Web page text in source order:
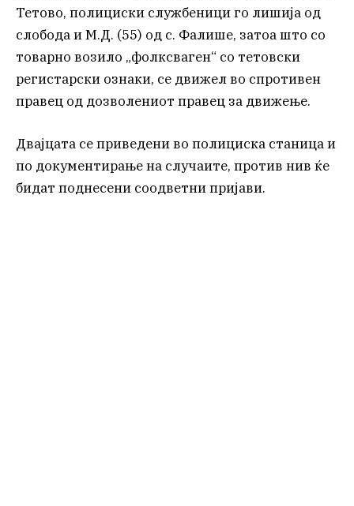
Тетово, полициски службеници го лишија од
слобода и М.Д. (55) од с. Фалише, затоа што со
товарно возило „фолксваген“ со тетовски
регистарски ознаки, се движел во спротивен
правец од дозволениот правец за движење.
Двајцата се приведени во полициска станица и
по документирање на случаите, против нив ќе
бидат поднесени соодветни пријави.